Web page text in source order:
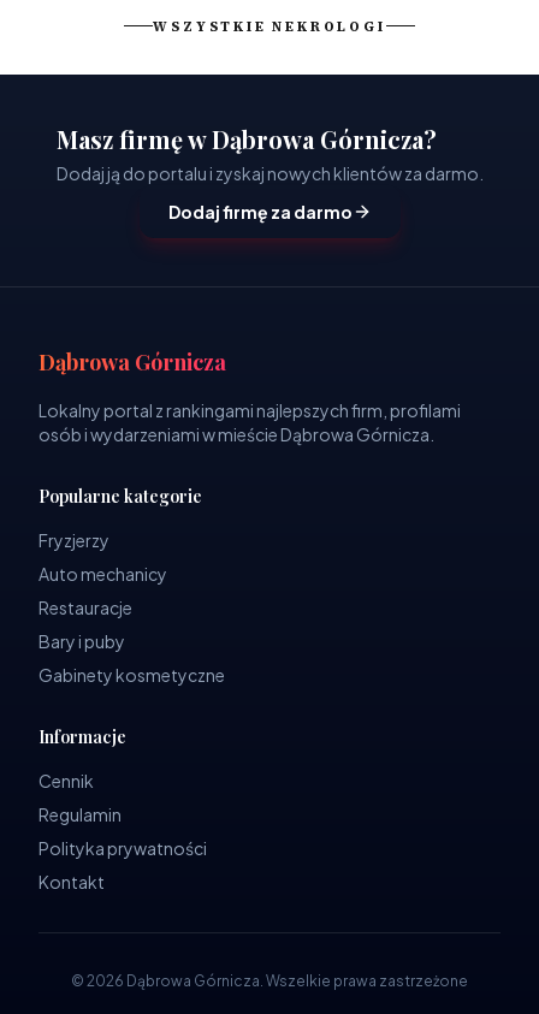
WSZYSTKIE NEKROLOGI
Masz firmę w Dąbrowa Górnicza?
Dodaj ją do portalu i zyskaj nowych klientów za darmo.
Dodaj firmę za darmo
Dąbrowa Górnicza
Lokalny portal z rankingami najlepszych firm, profilami
osób i wydarzeniami w mieście Dąbrowa Górnicza.
Popularne kategorie
Fryzjerzy
Auto mechanicy
Restauracje
Bary i puby
Gabinety kosmetyczne
Informacje
Cennik
Regulamin
Polityka prywatności
Kontakt
© 2026 Dąbrowa Górnicza. Wszelkie prawa zastrzeżone